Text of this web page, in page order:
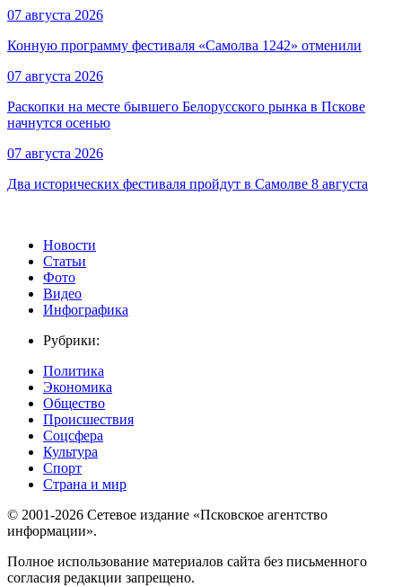
07 августа 2026
Конную программу фестиваля «Самолва 1242» отменили
07 августа 2026
Раскопки на месте бывшего Белорусского рынка в Пскове
начнутся осенью
07 августа 2026
Два исторических фестиваля пройдут в Самолве 8 августа
Новости
Статьи
Фото
Видео
Инфографика
Рубрики:
Политика
Экономика
Общество
Происшествия
Соцсфера
Культура
Спорт
Страна и мир
© 2001-2026 Сетевое издание «Псковское агентство
информации».
Полное использование материалов сайта без письменного
согласия редакции запрещено.